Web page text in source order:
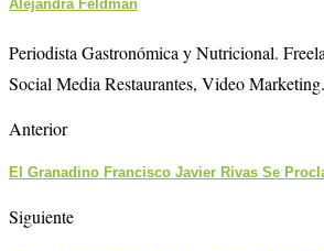
Alejandra Feldman
Periodista Gastronómica y Nutricional.
Social Media Restaurantes, Video
Anterior
El Granadino Francisco Javier Rivas Se
Siguiente